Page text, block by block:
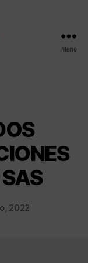
Menú
2022